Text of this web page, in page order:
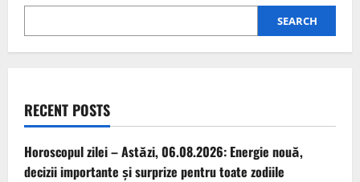
SEARCH
RECENT POSTS
Horoscopul zilei – Astăzi, 06.08.2026: Energie nouă,
decizii importante și surprize pentru toate zodiile